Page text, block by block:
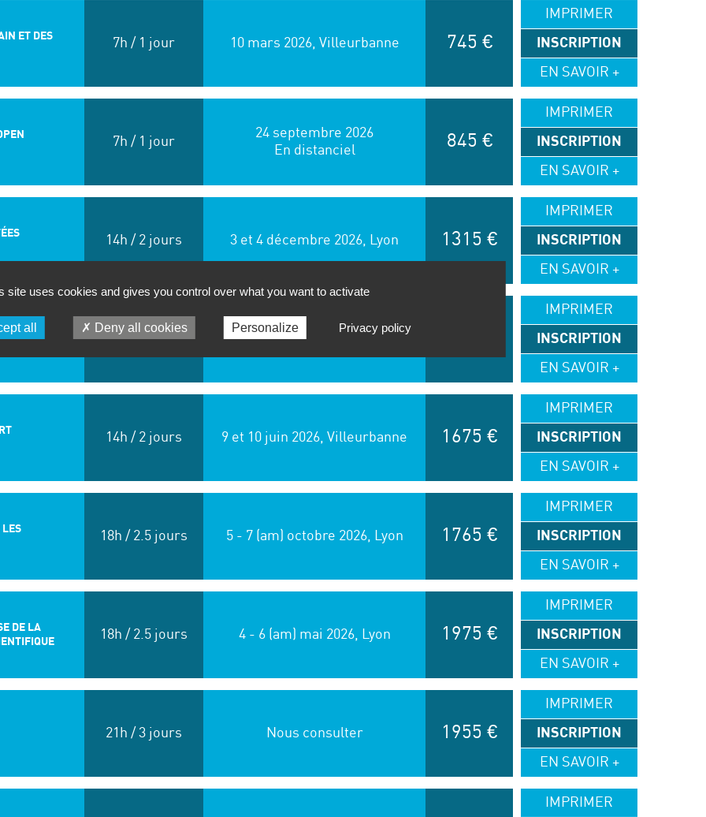
ET DES
7h / 1 jour 10 mars 2026, Villeurbanne 745 €
IMPRIMER
INSCRIPTION
EN SAVOIR +
7h / 1 jour
24 septembre 2026
En distanciel
845 €
IMPRIMER
INSCRIPTION
EN SAVOIR +
14h / 2 jours 3 et 4 décembre 2026, Lyon 1315 €
IMPRIMER
INSCRIPTION
EN SAVOIR +
ET
14h / 2 jours
10 et 11 mars 2026,
IMPRIMER
INSCRIPTION
EN SAVOIR +
14h / 2 jours 9 et 10 juin 2026, Villeurbanne 1675 €
IMPRIMER
INSCRIPTION
EN SAVOIR +
LES
18h / 2.5 jours 5 - 7 (am) octobre 2026, Lyon 1765 €
IMPRIMER
INSCRIPTION
EN SAVOIR +
DE LA
18h / 2.5 jours 4 - 6 (am) mai 2026, Lyon 1975 €
IMPRIMER
INSCRIPTION
EN SAVOIR +
21h / 3 jours Nous consulter 1955 €
IMPRIMER
INSCRIPTION
EN SAVOIR +
IMPRIMER
site uses cookies and gives you control over what you want to activate
all Deny all cookies Personalize Privacy policy